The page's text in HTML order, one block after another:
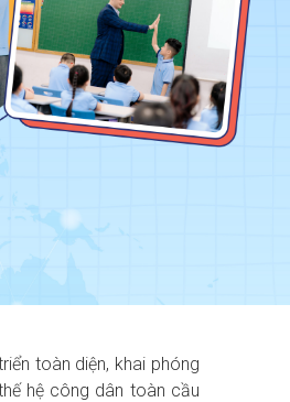
toàn diện, khai phóng
hệ công dân toàn cầu